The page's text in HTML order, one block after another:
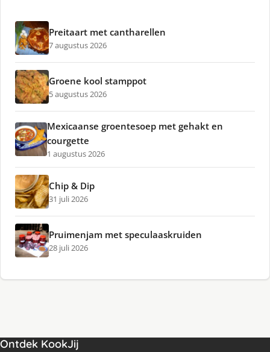
Preitaart met cantharellen
7 augustus 2026
Groene kool stamppot
5 augustus 2026
Mexicaanse groentesoep met gehakt en
courgette
1 augustus 2026
Chip & Dip
31 juli 2026
Pruimenjam met speculaaskruiden
28 juli 2026
Ontdek KookJij